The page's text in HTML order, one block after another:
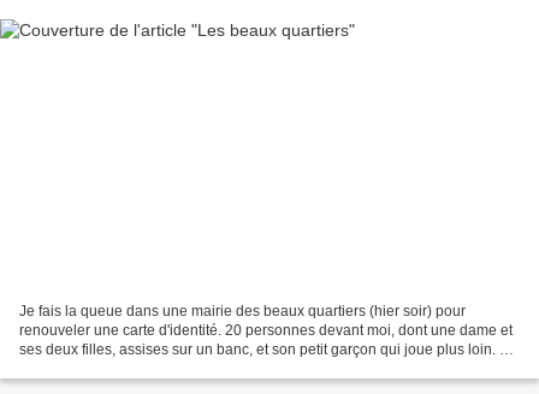
Je fais la queue dans une mairie des beaux quartiers (hier soir) pour
renouveler une carte d'identité. 20 personnes devant moi, dont une dame et
ses deux filles, assises sur un banc, et son petit garçon qui joue plus loin. La